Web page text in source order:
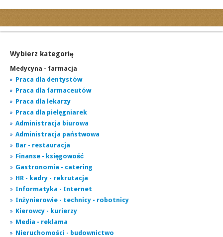
Ogłoszenia motoryzacyjne
Ogłoszenia nieruchomości
Ogłoszenia praca
Ogłoszenia turystyka
Ogłoszenia towarzyskie
Regiony
miasta...
Wybierz kategorię
Medycyna - farmacja
Praca dla dentystów
Praca dla farmaceutów
Praca dla lekarzy
Praca dla pielęgniarek
Administracja biurowa
Administracja państwowa
Bar - restauracja
Finanse - księgowość
Gastronomia - catering
HR - kadry - rekrutacja
Informatyka - Internet
Inżynierowie - technicy - robotnicy
Kierowcy - kurierzy
Media - reklama
Nieruchomości - budownictwo